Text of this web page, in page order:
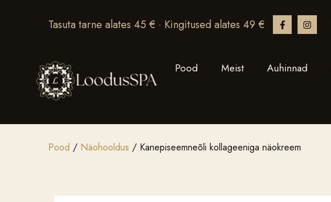
Tasuta tarne alates 45 € · Kingitused alates 49 €
Pood Meist Auhinnad
Pood / Näohooldus / Kanepiseemneõli kollageeniga näokreem